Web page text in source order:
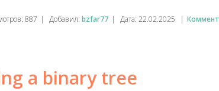
887 | Добавил: bzfar77 | Дата: 22.02.2025 |
a binary tree